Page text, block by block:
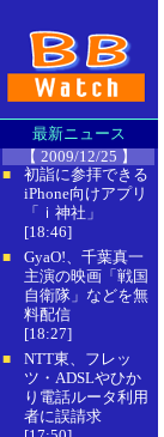
最新ニュース
【 2009/12/25 】
■
初詣に参拝できる
iPhone向けアプリ
「ｉ神社」
[18:46]
■
GyaO!、千葉真一
主演の映画「戦国
自衛隊」などを無
料配信
[18:27]
■
NTT東、フレッ
ツ・ADSLやひか
り電話ルータ利用
者に誤請求